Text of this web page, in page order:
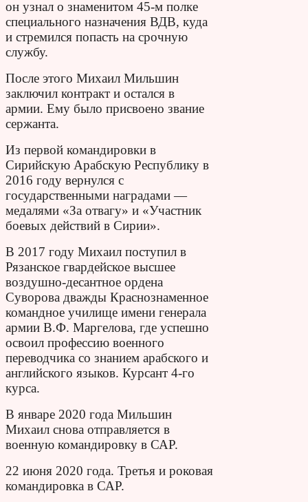
он узнал о знаменитом 45-м полке
специального назначения ВДВ, куда
и стремился попасть на срочную
службу.
После этого Михаил Мильшин
заключил контракт и остался в
армии. Ему было присвоено звание
сержанта.
Из первой командировки в
Сирийскую Арабскую Республику в
2016 году вернулся с
государственными наградами —
медалями «За отвагу» и «Участник
боевых действий в Сирии».
В 2017 году Михаил поступил в
Рязанское гвардейское высшее
воздушно-десантное ордена
Суворова дважды Краснознаменное
командное училище имени генерала
армии В.Ф. Маргелова, где успешно
освоил профессию военного
переводчика со знанием арабского и
английского языков. Курсант 4-го
курса.
В январе 2020 года Мильшин
Михаил снова отправляется в
военную командировку в САР.
22 июня 2020 года. Третья и роковая
командировка в САР.